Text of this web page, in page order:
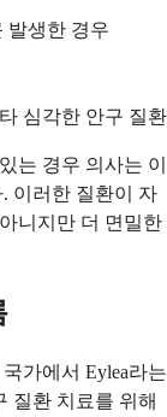
발생한 경우
심각한 안구 질환
는 경우 의사는 이
이러한 질환이 자
니지만 더 면밀한
가에서 Eylea라는
질환 치료를 위해